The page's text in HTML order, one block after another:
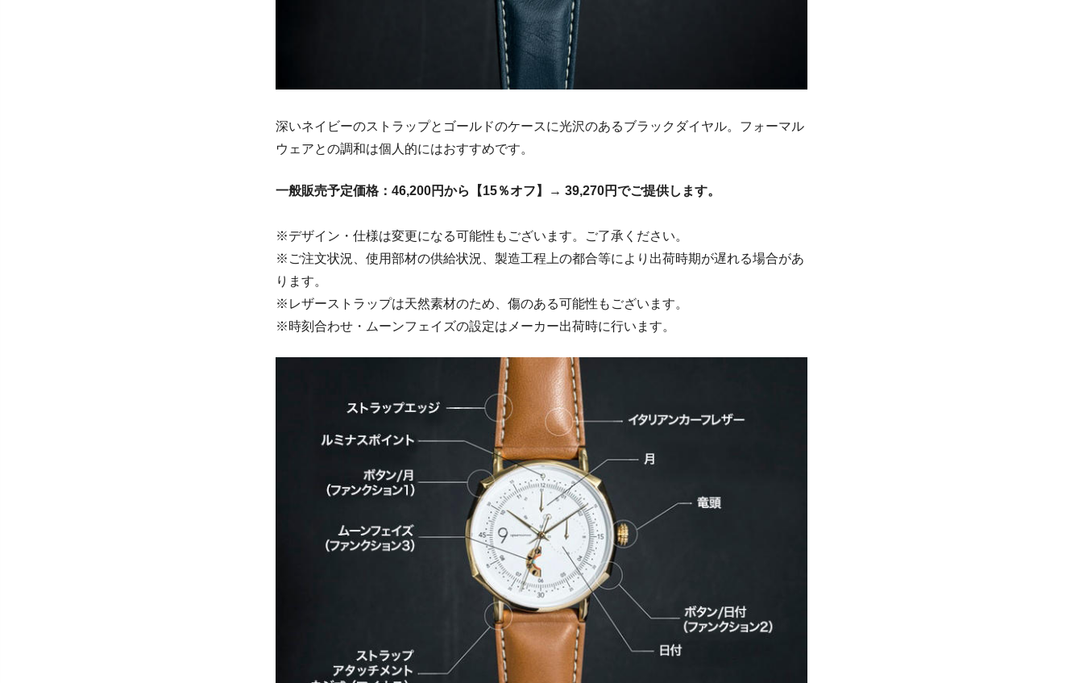
深いネイビーのストラップとゴールドのケースに光沢のあるブラックダイヤル。フォーマル
ウェアとの調和は個人的にはおすすめです。
一般販売予定価格：46,200円から【15％オフ】→ 39,270円でご提供します。
※デザイン・仕様は変更になる可能性もございます。ご了承ください。
※ご注文状況、使用部材の供給状況、製造工程上の都合等により出荷時期が遅れる場合があ
ります。
※レザーストラップは天然素材のため、傷のある可能性もございます。
※時刻合わせ・ムーンフェイズの設定はメーカー出荷時に行います。